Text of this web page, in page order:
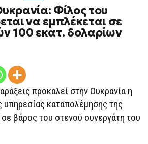
ΣΆΛΟΣ
ΣΤΗΝ
ΟΥΚΡΑΝΊΑ:
ΦΊΛΟΣ
ΤΟΥ
ΜΙΖΏΝ
100
ΕΚΑΤ.
ΔΟΛΑΡΊΩΝ
Φίλος του
να εμπλέκεται σε
100 εκατ. δολαρίων
προκαλεί στην Ουκρανία η
υπηρεσίας καταπολέμησης της
βάρος του στενού συνεργάτη του